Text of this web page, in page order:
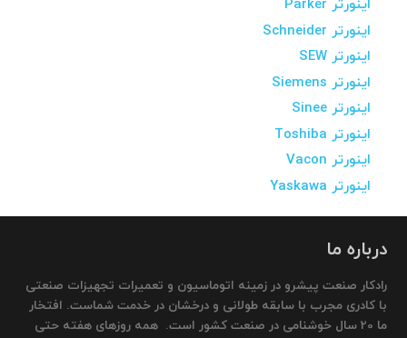
اینورتر Parker
اینورتر Schneider
اینورتر SEW
اینورتر Siemens
اینورتر Sinee
اینورتر Toshiba
اینورتر Vacon
اینورتر Yaskawa
درباره ما
رادکار صنعت پیشرو در زمینه اتوماسیون و تعمیرات تجهیزات صنعتی
با کادری مجرب با سابقه طولانی و درخشان در خدمت شماست. افتخار
ما 20 سال خوشنامی در صنعت کشور است. همه روزهای هفته حتی